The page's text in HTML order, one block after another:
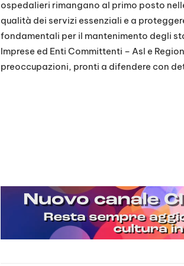
ospedalieri rimangano al primo posto
qualità dei servizi essenziali e a
fondamentali per il mantenimento degli
Imprese ed Enti Committenti – Asl e
preoccupazioni, pronti a difendere con